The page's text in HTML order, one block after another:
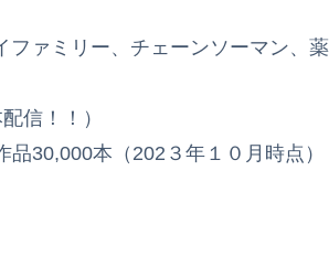
ァミリー、チェーンソーマン、
信！！）
30,000本（202３年１０月時点）